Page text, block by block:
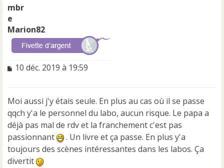
Marion82
M
s
a
g
e
n
o
n
l
10 déc. 2019 à 19:59
Moi aussi j'y étais seule. En plus au cas où il se passe
qqch y'a le personnel du labo, aucun risque. Le papa a
déjà pas mal de rdv et la franchement c'est pas
passionnant
. Un livre et ça passe. En plus y'a
toujours des scènes intéressantes dans les labos. Ça
divertit